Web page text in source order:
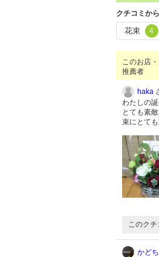
クチコミか
花束 4
このお店
推薦者
haka
わたしの
とても素
束にとて
このク
かど